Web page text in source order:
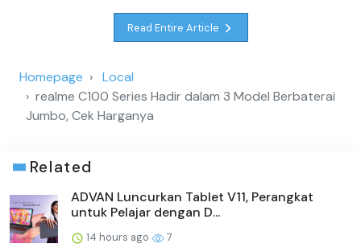
Read Entire Article
Homepage
Local
realme C100 Series Hadir dalam 3 Model Berbaterai
Jumbo, Cek Harganya
Related
ADVAN Luncurkan Tablet V11, Perangkat
untuk Pelajar dengan D...
14 hours ago 7